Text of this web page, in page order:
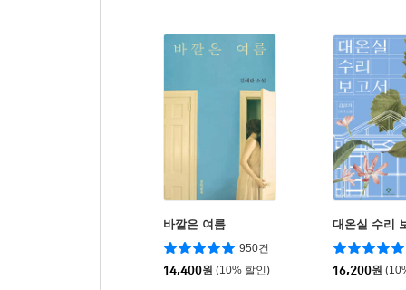
바깥은 여름
950건
14,400원 (10% 할인)
대온실 수리
16,200원